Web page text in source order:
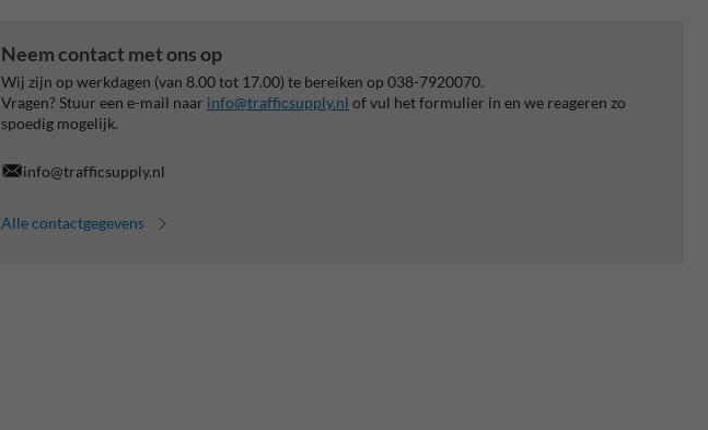
Neem contact met ons op
Wij zijn op werkdagen (van 8.00 tot 17.00) te bereiken op 038-7920070.
Vragen? Stuur een e-mail naar info@trafficsupply.nl of vul het formulier in en we reageren zo
spoedig mogelijk.
info@trafficsupply.nl
Alle contactgegevens